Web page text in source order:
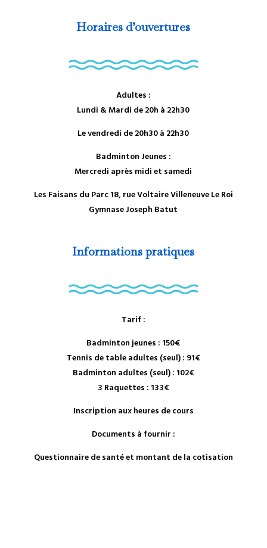
Horaires d’ouvertures
Adultes :
Lundi & Mardi de 20h à 22h30
Le vendredi de 20h30 à 22h30
Badminton Jeunes :
Mercredi après midi et samedi
Les Faisans du Parc 18, rue Voltaire Villeneuve Le Roi
Gymnase Joseph Batut
Informations pratiques
Tarif :
Badminton jeunes : 150€
Tennis de table adultes (seul) : 91€
Badminton adultes (seul) : 102€
3 Raquettes : 133€
Inscription aux heures de cours
Documents à fournir :
Questionnaire de santé et montant de la cotisation